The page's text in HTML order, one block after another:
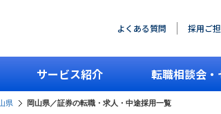
よくある質問 採用ご
サービス紹介 転職相談会・
県 岡山県／証券の転職・求人・中途採用一覧